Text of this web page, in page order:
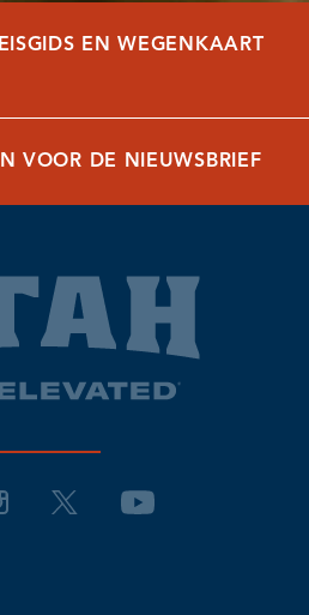
EN WEGENKAART
VOOR DE NIEUWSBRIEF